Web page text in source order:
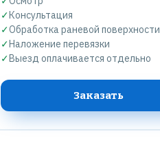
✓Консультация
✓Обработка раневой поверхности
✓Наложение перевязки
✓Выезд оплачивается отдельно
Заказать